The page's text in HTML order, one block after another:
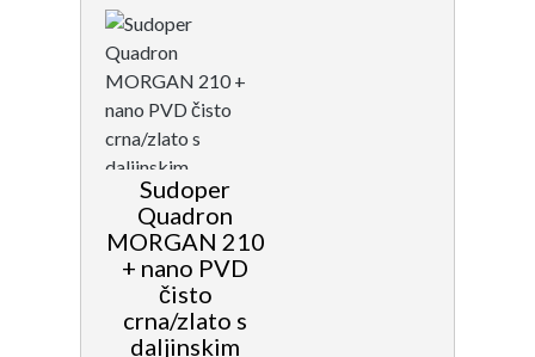
Sudoper
Quadron
MORGAN 210
+ nano PVD
čisto
crna/zlato s
daljinskim